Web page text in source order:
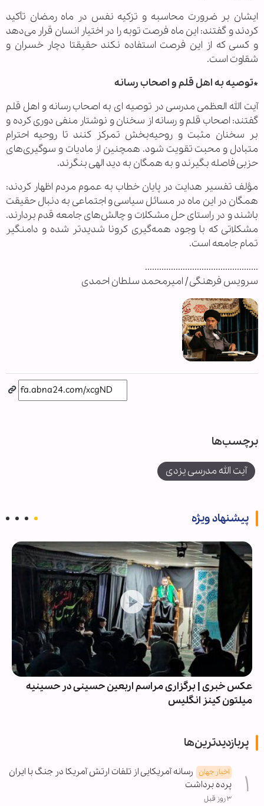
ایشان بر ضرورت محاسبه و تزکیه نفس در ماه رمضان تأکید
کردند و گفتند: این ماه فرصت توبه را در اختیار انسان قرار می‌دهد
و کسی که از این فرصت استفاده نکند حقیقتا دچار خسران و
شقاوت است.
*توصیه به اهل قلم و اصحاب رسانه
آیت الله العظمی مدرسی در توصیه ای به اصحاب رسانه و اهل قلم
گفتند: اصحاب قلم و رسانه از سخنان و نوشتار منفی دوری کرده و
بر سخنان مثبت و روحیه‌بخش تمرکز کنند تا روحیه احترام
متبادل و محبت تقویت شود. همچنین از مادیات و سوگیری‌های
حزبی فاصله بگیرند و به همگان به دید الهی بنگرند.
مؤلف تفسیر هدایت در پایان خطاب به عموم مردم اظهار کردند:
همگان در این ماه در مسائل سیاسی و اجتماعی به دنبال حقیقت
باشند و در راستای حل مشکلات و چالش‌های جامعه قدم بردارند.
مشکلاتی که با وجود همه‌گیری کرونا شدیدتر شده و دامنگیر
تمام جامعه است.
................................................
سرویس فرهنگی / امیرمحمد سلطان احمدی
برچسب‌ها
آیت الله مدرسی یزدی
پیشنهاد ویژه
عکس خبری | برگزاری مراسم اربعین حسینی در حسینیه
میلتون کینز انگلیس
پربازدیدترین‌ها
اخبار جهان رسانه آمریکایی از تلفات ارتش آمریکا در جنگ با ایران
پرده برداشت
۳ روز قبل